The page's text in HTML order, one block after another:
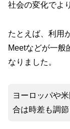
社会の変化でよ
たとえば、利用
Meetなどが一般
なりました。
ヨーロッパや
合は時差も調節